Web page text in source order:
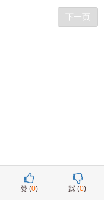
下一页
踩 (0)
赞 (0)